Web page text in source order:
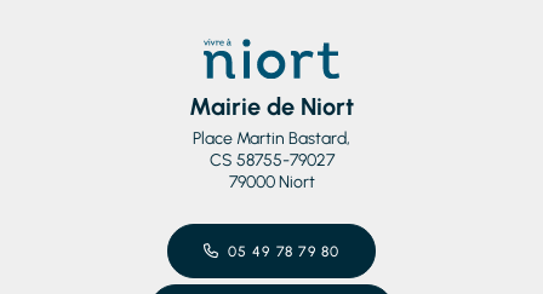
Mairie de Niort
Place Martin Bastard,
CS 58755-79027
79000 Niort
05 49 78 79 80